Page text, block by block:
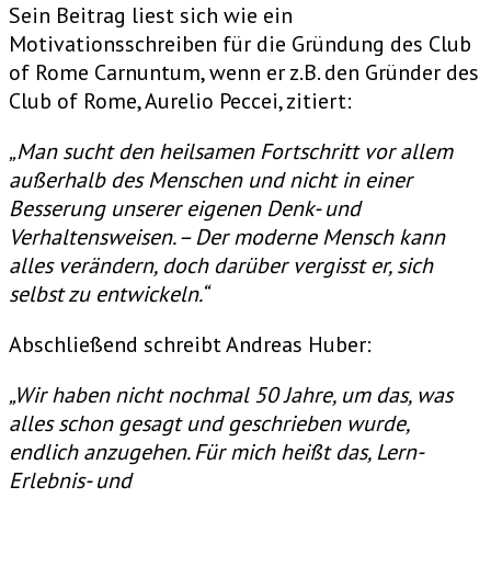
Sein Beitrag liest sich wie ein
Motivationsschreiben für die Gründung des Club
of Rome Carnuntum, wenn er z.B. den Gründer des
Club of Rome, Aurelio Peccei, zitiert:
„Man sucht den heilsamen Fortschritt vor allem
außerhalb des Menschen und nicht in einer
Besserung unserer eigenen Denk- und
Verhaltensweisen. – Der moderne Mensch kann
alles verändern, doch darüber vergisst er, sich
selbst zu entwickeln.“
Abschließend schreibt Andreas Huber:
„Wir haben nicht nochmal 50 Jahre, um das, was
alles schon gesagt und geschrieben wurde,
endlich anzugehen. Für mich heißt das, Lern-
Erlebnis- und